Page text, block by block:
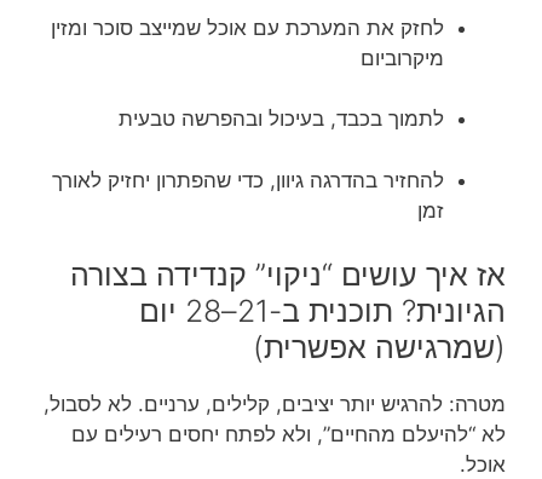
לחזק את המערכת עם אוכל שמייצב סוכר ומזין
מיקרוביום
לתמוך בכבד, בעיכול ובהפרשה טבעית
להחזיר בהדרגה גיוון, כדי שהפתרון יחזיק לאורך
זמן
אז איך עושים “ניקוי” קנדידה בצורה
הגיונית? תוכנית ב-21–28 יום
(שמרגישה אפשרית)
מטרה: להרגיש יותר יציבים, קלילים, ערניים. לא לסבול,
לא “להיעלם מהחיים”, ולא לפתח יחסים רעילים עם
אוכל.